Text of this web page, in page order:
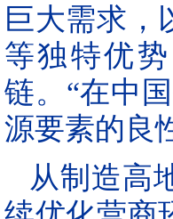
巨大需求，
等独特优
链。“在中
源要素的良
从制造高